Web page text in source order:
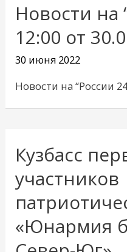
Новости на
12:00 от
30 июня 2022
Новости на “России
Кузбасс
участников
«Юнармия
Кузбасс
первым
встретил
участников
патриотической